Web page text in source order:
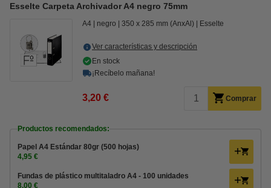
Esselte Carpeta Archivador A4 negro 75mm
A4 negro 350 x 285 mm (AnxAl) Esselte
Ver características y descripción
En stock
¡Recíbelo mañana!
3,20 € Comprar
Productos recomendados:
Papel A4 Estándar 80gr (500 hojas)
4,95 €
Fundas de plástico multitaladro A4 - 100 unidades
8,00 €